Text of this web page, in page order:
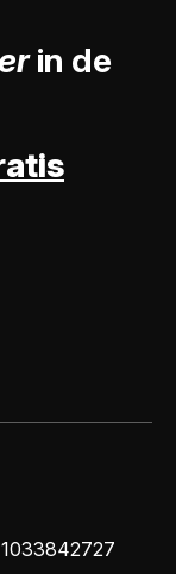
in de